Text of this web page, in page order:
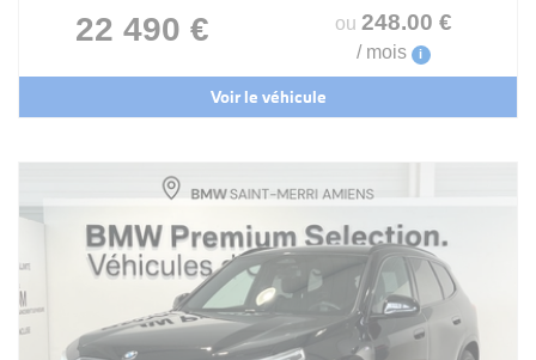
22 490 € ou 248.00 €
/ mois i
Voir le véhicule